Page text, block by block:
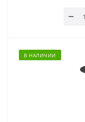
В НАЛИЧИИ